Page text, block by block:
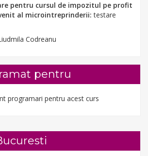
pentru cursul de impozitul pe profit
al microintreprinderii:testare
Codreanu
pentru
programari pentru acest curs